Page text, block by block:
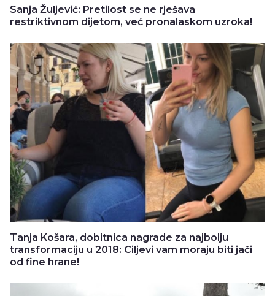
Sanja Žuljević: Pretilost se ne rješava
restriktivnom dijetom, već pronalaskom uzroka!
Tanja Košara, dobitnica nagrade za najbolju
transformaciju u 2018: Ciljevi vam moraju biti jači
od fine hrane!